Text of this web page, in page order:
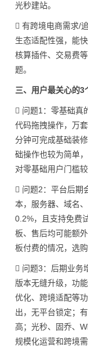
光秒建站。
 有跨境电商需求/
生态适配性强，能
核算插件、交易费
题。
三、用户最关心的3
 问题1：零基础真
代码拖拽操作，万
分钟可完成基础装
础操作也较为简单
对零基础用户门槛较
 问题2：平台后期
本，服务器、域名
0.2%，且支持免费
板、售后均可能额
板付费的情况，选
 问题3：后期业务
版本无缝升级，功
优化、跨境适配等
出，无平台锁定；
高；光秒、固乔、
规模化运营和跨境